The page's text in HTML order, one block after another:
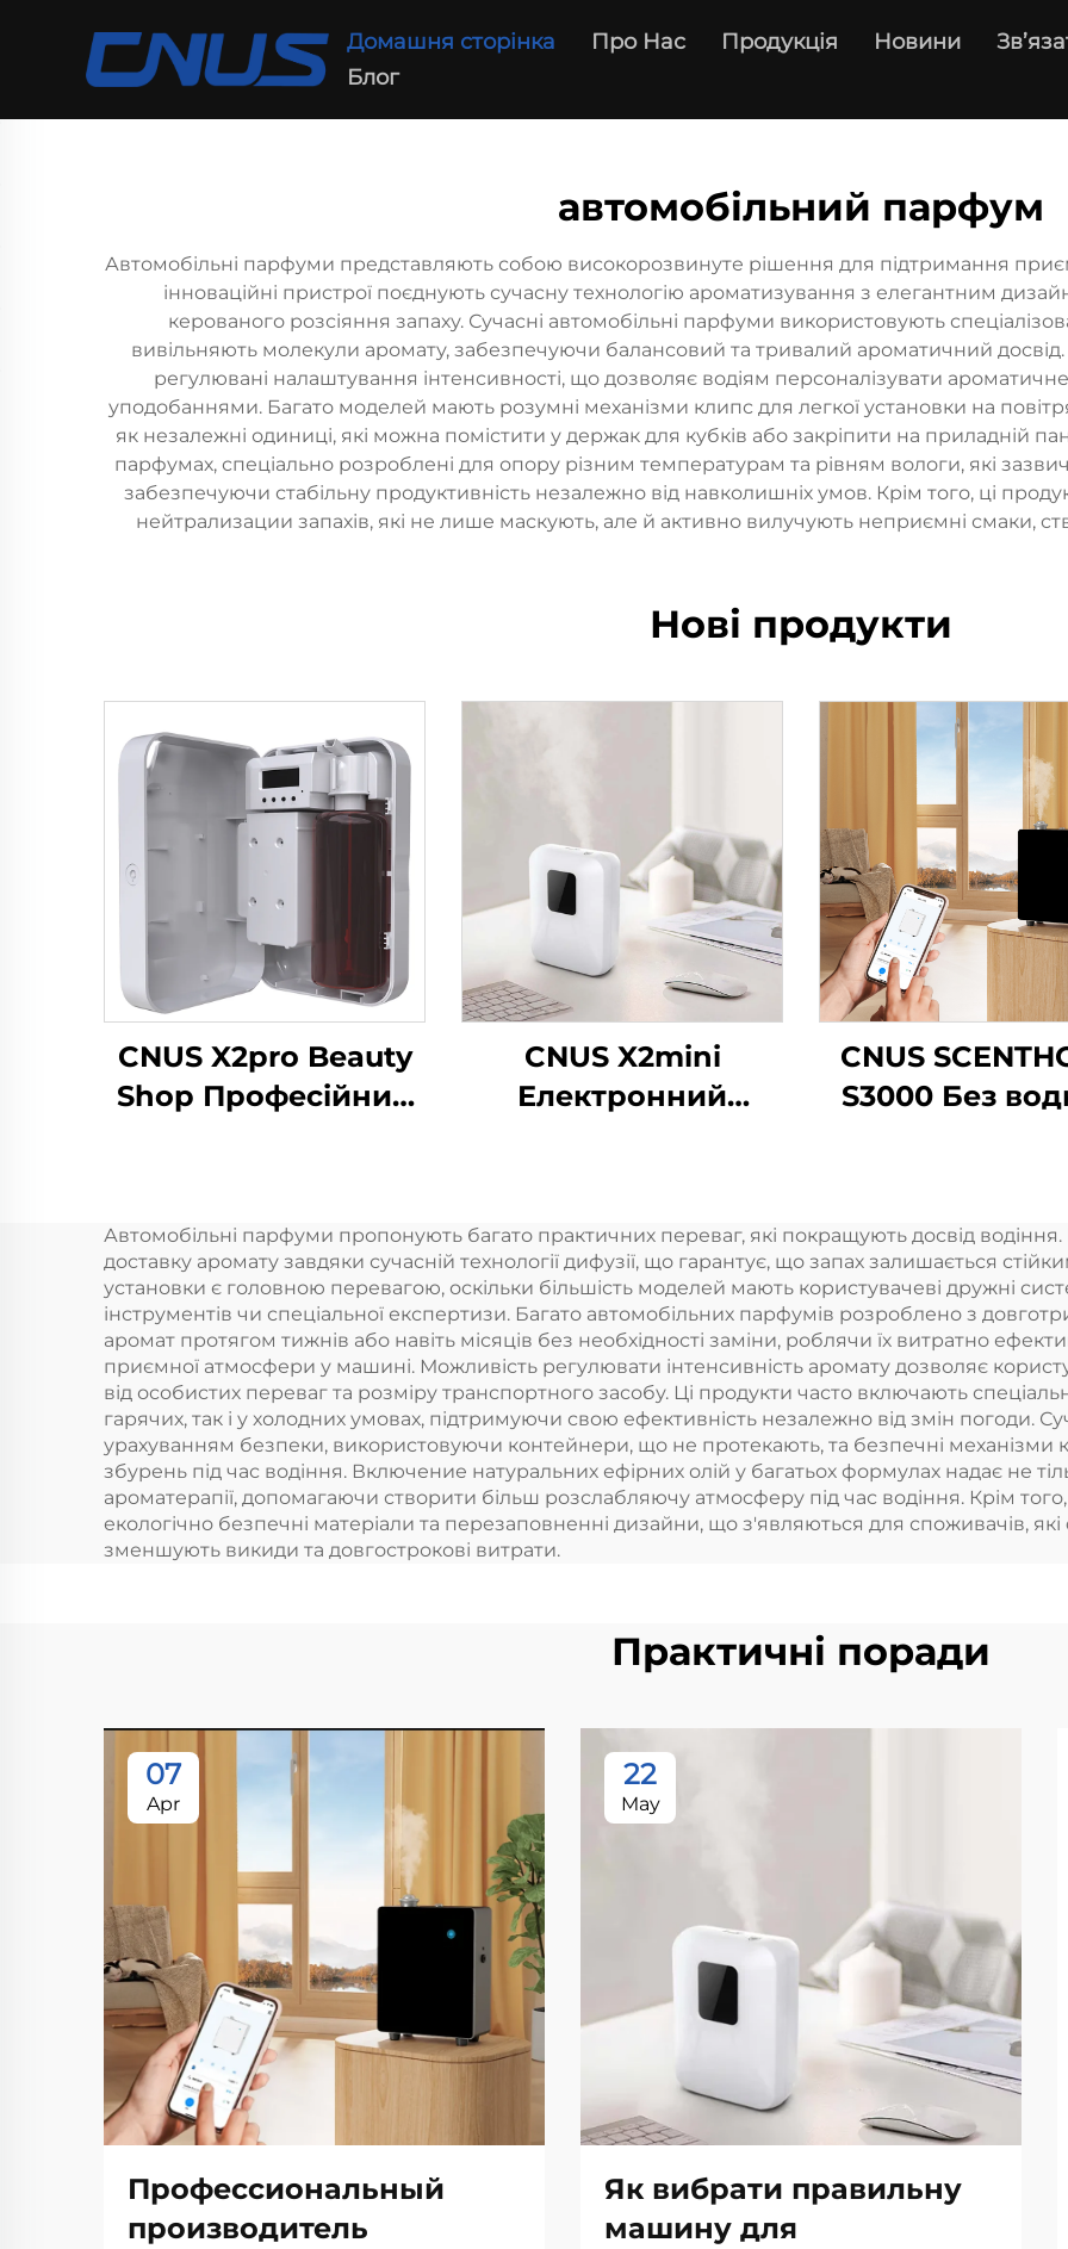
Домашня сторінка Про Нас Продукція Новини
Блог
автомобільний парфум
Автомобільні парфуми представляють собою високорозвинуте рішення для підтримання
інноваційні пристрої поєднують сучасну технологію ароматизування з елегантним
керованого розсіяння запаху. Сучасні автомобільні парфуми використовують
вивільняють молекули аромату, забезпечуючи балансовий та тривалий ароматичний досвід.
регулювані налаштування інтенсивності, що дозволяє водіям персоналізувати
уподобаннями. Багато моделей мають розумні механізми клипс для легкої установки на
як незалежні одиниці, які можна помістити у держак для кубків або закріпити на приладній
парфумах, спеціально розроблені для опору різним температурам та рівням вологи, які
забезпечуючи стабільну продуктивність незалежно від навколишніх умов. Крім того, ці
нейтрализации запахів, які не лише маскують, але й активно вилучують неприємні смаки,
Нові продукти
CNUS X2pro Beauty
Shop Професійний
олія Готельний
ароматний апарат
CNUS X2mini
Електронний
Духовина Масло
розумний
диффузер аромати
CNUS
S3000 Без
Акрильний
дифузер
Дифузійна
машина
Автомобільні парфуми пропонують багато практичних переваг, які покращують досвід
доставку аромату завдяки сучасній технології дифузії, що гарантує, що запах залишається
установки є головною перевагою, оскільки більшість моделей мають користувачеві дружні
інструментів чи спеціальної експертизи. Багато автомобільних парфумів розроблено з
аромат протягом тижнів або навіть місяців без необхідності заміни, роблячи їх витратно
приємної атмосфери у машині. Можливість регулювати інтенсивність аромату дозволяє
від особистих переваг та розміру транспортного засобу. Ці продукти часто включають
гарячих, так і у холодних умовах, підтримуючи свою ефективність незалежно від змін погоди.
урахуванням безпеки, використовуючи контейнери, що не протекають, та безпечні механізми
збурень під час водіння. Включение натуральних ефірних олій у багатьох формулах надає не
ароматерапії, допомагаючи створити більш розслабляючу атмосферу під час водіння. Крім
екологічно безпечні матеріали та перезаповненні дизайни, що з'являються для споживачів,
зменшують викиди та довгострокові витрати.
Практичні поради
07
Apr
Профессиональный
производитель
22
May
Як вибрати правильну
машину для